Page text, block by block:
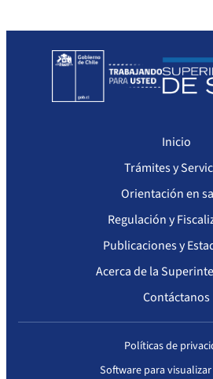
Sanciones aplicadas
Actas Consejo Consultivo Ley
Inicio
Trámites y
Orientación en
Regulación y
Publicaciones y
Acerca de la
Contáctanos
Políticas de
Software para